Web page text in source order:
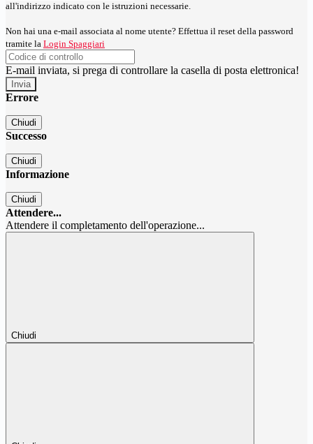
all'indirizzo indicato con le istruzioni necessarie.
Non hai una e-mail associata al nome utente? Effettua il reset della password
tramite la Login Spaggiari
E-mail inviata, si prega di controllare la casella di posta elettronica!
Errore
Chiudi
Successo
Chiudi
Informazione
Chiudi
Attendere...
Attendere il completamento dell'operazione...
Chiudi